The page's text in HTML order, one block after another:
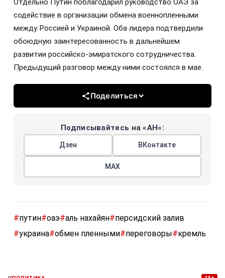
Отдельно Путин поблагодарил руководство ОАЭ за
содействие в организации обмена военнопленными
между Россией и Украиной. Оба лидера подтвердили
обоюдную заинтересованность в дальнейшем
развитии российско-эмиратского сотрудничества.
Предыдущий разговор между ними состоялся в мае.
Поделиться
Подписывайтесь на «АН»:
Дзен ВКонтакте
МАХ
#путин#оаэ#аль нахайян#персидский залив
#украина#обмен пленными#переговоры#кремль